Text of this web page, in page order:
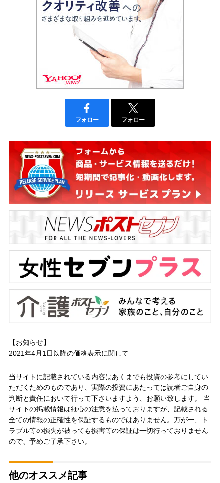
フォロー フォロー
【お知らせ】
2021年4月1日以降の価格表示に関して
当サイトに記載されている内容はあくまでも投資の参考にしてい
ただくためのものであり、実際の投資にあたっては読者ご自身の
判断と責任において行って下さいますよう、お願い致します。 当
サイトの掲載情報は細心の注意を払っておりますが、記載される
全ての情報の正確性を保証するものではありません。万が一、ト
ラブル等の損失が被っても損害等の保証は一切行っておりません
ので、予めご了承下さい。
他のオススメ記事